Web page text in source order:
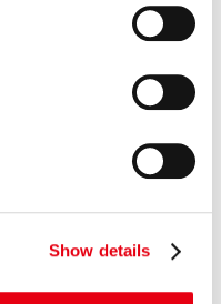
Show details
ニー社との合弁会社